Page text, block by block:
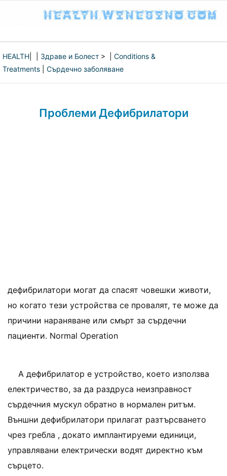
HEALTH Здраве и Болест > | Conditions &
Treatments
Сърдечно заболяване
Проблеми Дефибрилатори
дефибрилатори могат да спасят човешки животи,
но когато тези устройства се провалят, те може да
причини нараняване или смърт за сърдечни
пациенти. Normal Operation
A дефибрилатор е устройство, което използва
електричество, за да раздруса неизправност
сърдечния мускул обратно в нормален ритъм.
Външни дефибрилатори прилагат разтърсването
чрез гребла , докато имплантируеми единици,
управлявани електрически водят директно към
сърцето.